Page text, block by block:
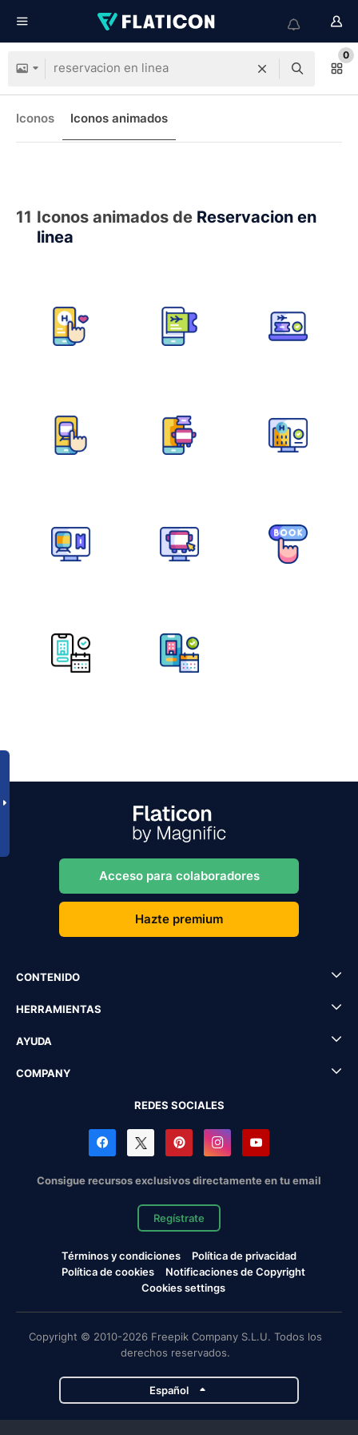
0
Iconos Iconos animados
11 Iconos animados de Reservacion en
linea
Acceso para colaboradores
Hazte premium
CONTENIDO
HERRAMIENTAS
AYUDA
COMPANY
REDES SOCIALES
Consigue recursos exclusivos directamente en tu email
Regístrate
Términos y condiciones
Política de privacidad
Política de cookies
Notificaciones de Copyright
Cookies settings
Copyright © 2010-2026 Freepik Company S.L.U. Todos los
derechos reservados.
Español